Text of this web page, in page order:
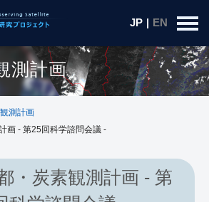
JP | EN
測計画
測計画
画 - 第25回科学諮問会議 -
・炭素観測計画 - 第